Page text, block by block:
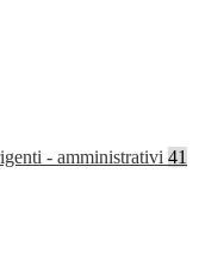
- amministrativi 41